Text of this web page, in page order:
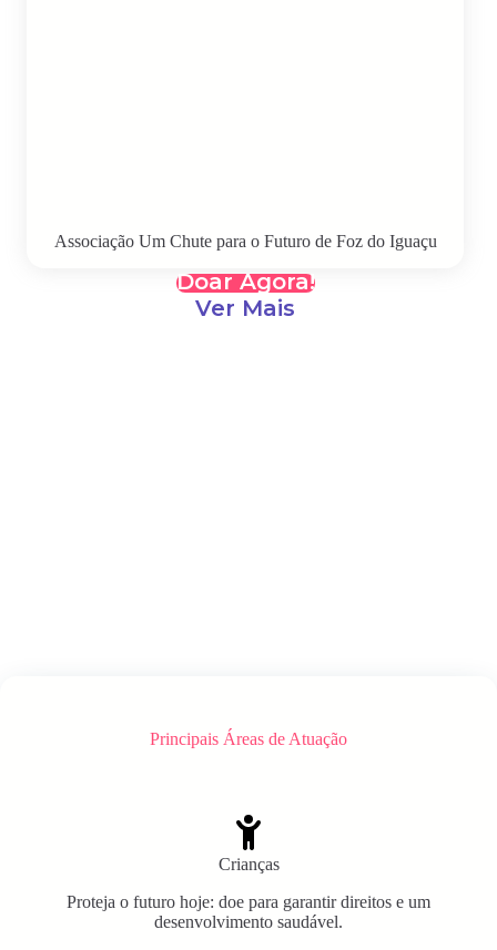
Associação Um Chute para o Futuro de Foz do Iguaçu
Doar Agora!
Ver Mais
Principais Áreas de Atuação
Crianças
Proteja o futuro hoje: doe para garantir direitos e um
desenvolvimento saudável.